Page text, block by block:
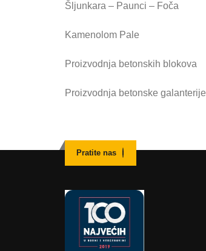
Šljunkara – Paunci – Foča
Kamenolom Pale
Proizvodnja betonskih blokova
Proizvodnja betonske galanterije
Pratite nas